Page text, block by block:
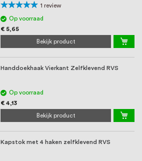
Waardering:
100%
1 review
Op voorraad
€ 5,65
Bekijk product
Handdoekhaak Vierkant Zelfklevend RVS
Op voorraad
€ 4,13
Bekijk product
Kapstok met 4 haken zelfklevend RVS